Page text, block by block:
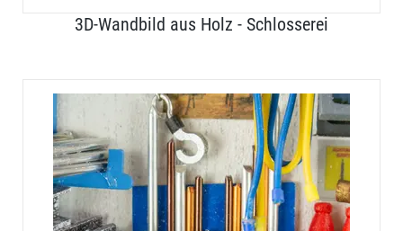
3D-Wandbild aus Holz - Schlosserei